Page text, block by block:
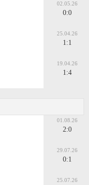
02.05.26
0:0
25.04.26
1:1
19.04.26
1:4
01.08.26
2:0
29.07.26
0:1
25.07.26